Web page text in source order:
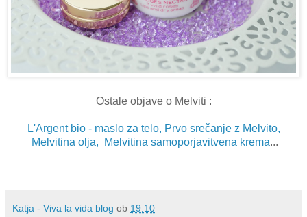
Ostale objave o Melviti :
L'Argent bio - maslo za telo, Prvo srečanje z Melvito,
Melvitina olja,
Melvitina samoporjavitvena krema...
Katja - Viva la vida blog ob 19:10